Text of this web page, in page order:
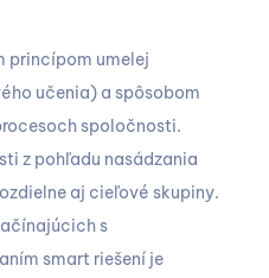
princípom umelej
učenia) a spôsobom
spoločnosti.
z pohľadu nasádzania
aj cieľové skupiny.
s
smart riešení je